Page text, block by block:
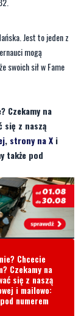
mogą
sił w Fame
Czekamy na
z naszą
także pod
Chcecie
Czekamy na
się z naszą
numerem